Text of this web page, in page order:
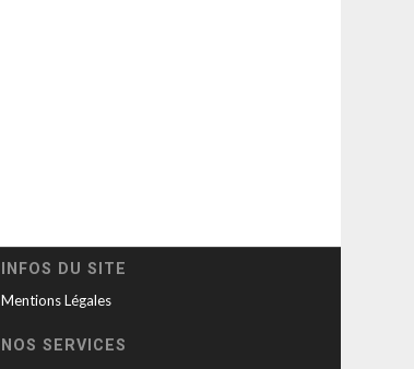
INFOS DU SITE
Mentions Légales
NOS SERVICES